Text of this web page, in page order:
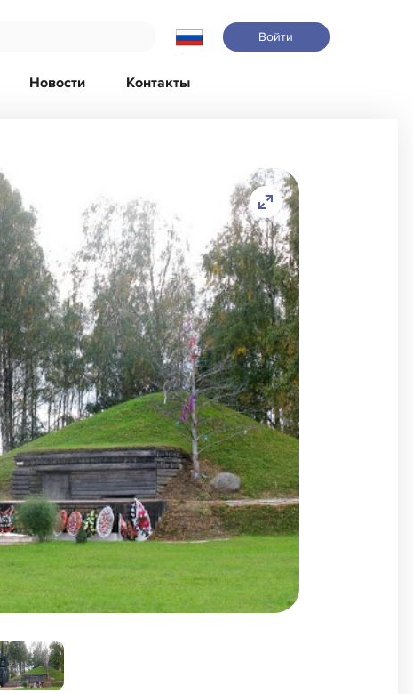
Войти
Новости Контакты